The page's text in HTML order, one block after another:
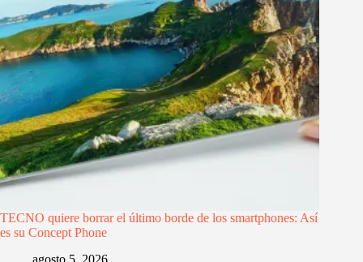
TECNO quiere borrar el último borde de los smartphones: Así
es su Concept Phone
agosto 5, 2026